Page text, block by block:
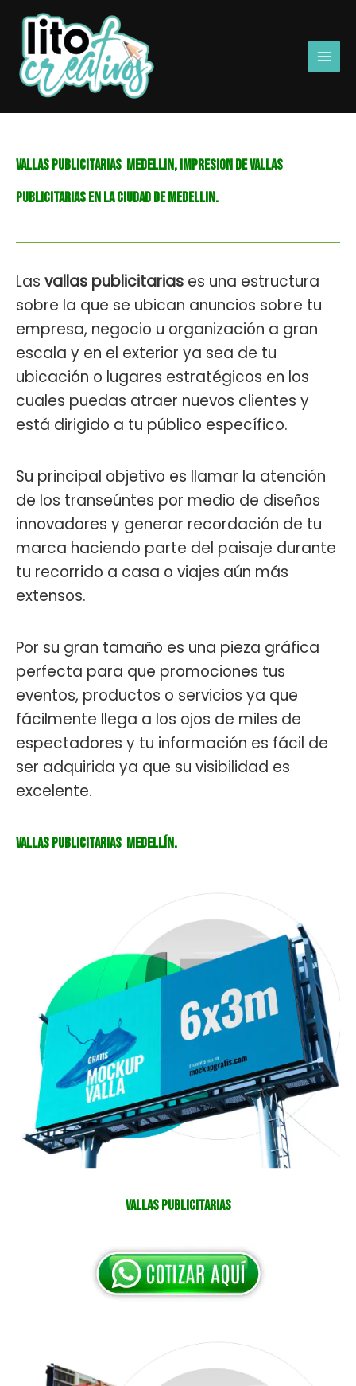
contenido
VALLAS PUBLICITARIAS MEDELLIN, IMPRESION DE VALLAS
PUBLICITARIAS EN LA CIUDAD DE MEDELLIN.
Las vallas publicitarias es una estructura
sobre la que se ubican anuncios sobre tu
empresa, negocio u organización a gran
escala y en el exterior ya sea de tu
ubicación o lugares estratégicos en los
cuales puedas atraer nuevos clientes y
está dirigido a tu público específico.
Su principal objetivo es llamar la atención
de los transeúntes por medio de diseños
innovadores y generar recordación de tu
marca haciendo parte del paisaje durante
tu recorrido a casa o viajes aún más
extensos.
Por su gran tamaño es una pieza gráfica
perfecta para que promociones tus
eventos, productos o servicios ya que
fácilmente llega a los ojos de miles de
espectadores y tu información es fácil de
ser adquirida ya que su visibilidad es
excelente.
Vallas Publicitarias Medellín.
Vallas Publicitarias